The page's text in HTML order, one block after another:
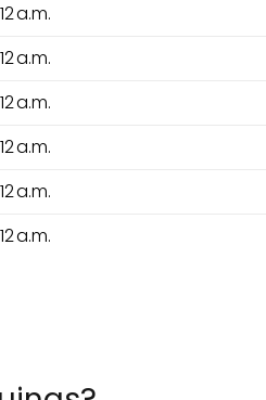
a.m.
a.m.
a.m.
a.m.
a.m.
a.m.